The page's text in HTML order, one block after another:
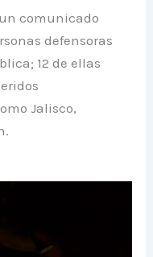
comunicado
defensoras
12 de ellas
Jalisco,